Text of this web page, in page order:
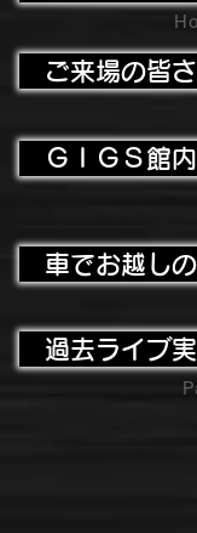
ご来場の皆
ＧＩＧＳ館内
車でお越し
過去ライブ